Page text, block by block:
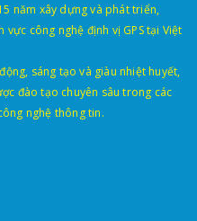
năm xây dựng và phát triển,
công nghệ định vị GPS tại Việt
sáng tạo và giàu nhiệt huyết,
đào tạo chuyên sâu trong các
nghệ thông tin.